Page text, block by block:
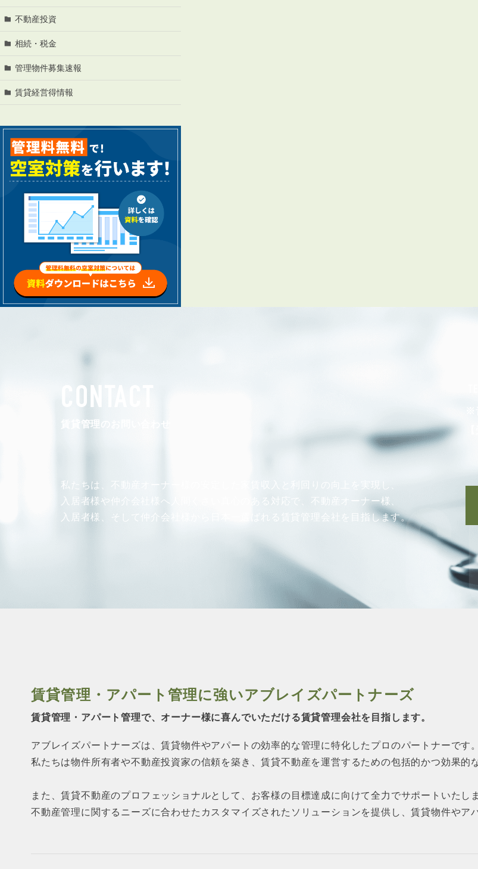
SERVICE
管理オーナー様ご紹介制度
投資不動産を売却したい方
マンションの自主管理について
アパートの大規模修繕について
アパートの監視カメラ設置について
TEL: 03-6262-9556
※音声ガイダンス④を押してください。
【受付時間】10:00~19:00（定休日：水曜日）
不動産投資
相続・税金
管理物件募集速報
賃貸経営得情報
CONTACT
賃貸管理のお問い合わせ
私たちは、不動産オーナー様の安定した
家賃収入と利回りの向上を実現し、
入居者様や仲介会社様へ人間くさい真心のある対応で、不動産オーナー様、
入居者様、そして仲介会社様から
日本一選ばれる賃貸管理会社を目指します。
※
賃貸管理・アパート管理に強いアブレイズパートナーズ
賃貸管理・アパート管理で、オーナー様に喜んでいただける賃貸管理会社を目指します。
アブレイズパートナーズは、賃貸物件やアパートの効率的な管理に特化したプロのパートナーです。
私たちは物件所有者や不動産投資家の信頼を築き、賃貸不動産を運営するための包括的かつ効果的
また、賃貸不動産のプロフェッショナルとして、お客様の目標達成に向けて全力でサポートいたし
不動産管理に関するニーズに合わせたカスタマイズされたソリューションを提供し、賃貸物件やア